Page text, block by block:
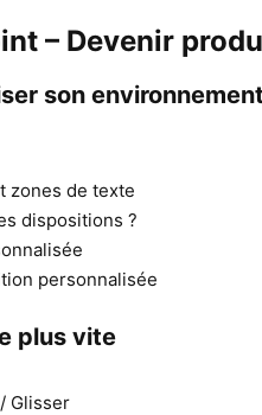
– Devenir
son
zones de texte
dispositions ?
personnalisée
plus vite
Glisser